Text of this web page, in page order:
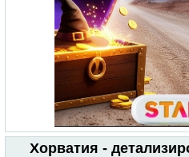
Хорватия -